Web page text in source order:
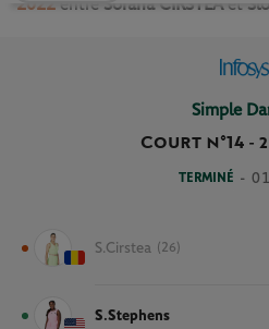
2022 entre Sorana CIRSTEA et
Simple
Court n°14-
TERMINÉ -
S.Cirstea (26)
S.Stephens